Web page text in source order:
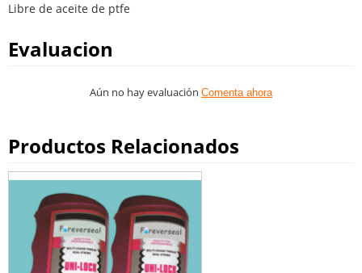
Libre de aceite de ptfe
Evaluacion
Aún no hay evaluación Comenta ahora
Productos Relacionados